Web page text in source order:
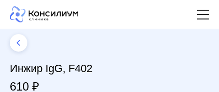
Инжир IgG, F402
610 ₽